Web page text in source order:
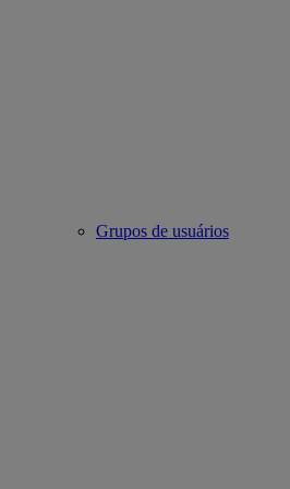
Grupos de usuários